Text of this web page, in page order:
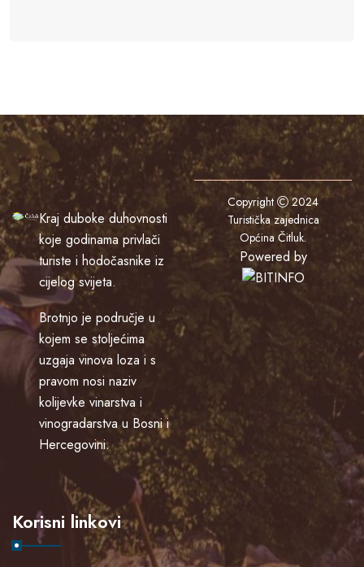
Kraj duboke duhovnosti
koje godinama privlači
turiste i hodočasnike iz
cijelog svijeta.
Brotnjo je područje u
kojem se stoljećima
uzgaja vinova loza i s
pravom nosi naziv
kolijevke vinarstva i
vinogradarstva u Bosni i
Hercegovini.
Korisni linkovi
Copyright
2024
Turistička zajednica
Općina Čitluk.
Powered by